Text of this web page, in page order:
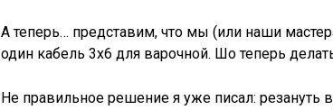
А теперь… представим, что мы (или наши
один кабель 3х6 для варочной. Шо теперь
Не правильное решение я уже писал: резануть